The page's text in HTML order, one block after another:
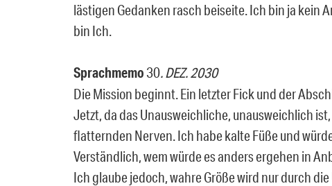
lästigen Gedanken rasch beiseite. Ich bin ja kein
bin Ich.
Sprachmemo 30. DEZ. 2030
Die Mission beginnt. Ein letzter Fick und der
Jetzt, da das Unausweichliche, unausweichlich
flatternden Nerven. Ich habe kalte Füße und
Verständlich, wem würde es anders ergehen in
Ich glaube jedoch, wahre Größe wird nur durch